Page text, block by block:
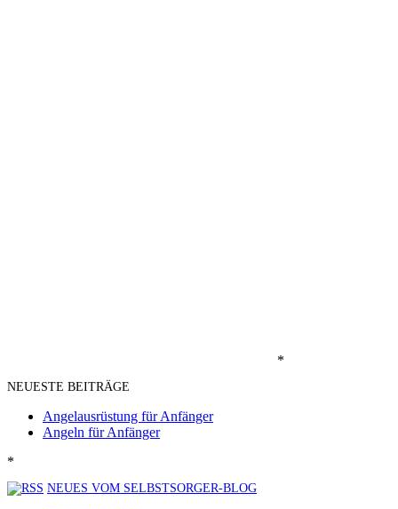
*
NEUESTE BEITRÄGE
Angelausrüstung für Anfänger
Angeln für Anfänger
*
NEUES VOM SELBSTSORGER-BLOG